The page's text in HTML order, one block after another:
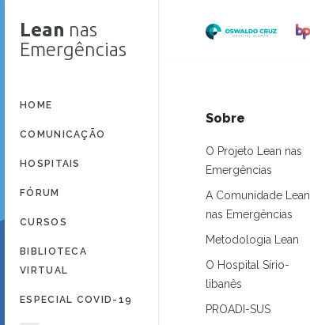
Lean nas
Emergências
HOME
COMUNICAÇÃO
HOSPITAIS
FÓRUM
CURSOS
BIBLIOTECA
VIRTUAL
ESPECIAL COVID-19
Sobre
O Projeto Lean nas
Emergências
A Comunidade Lean
nas Emergências
Metodologia Lean
O Hospital Sírio-
libanês
PROADI-SUS